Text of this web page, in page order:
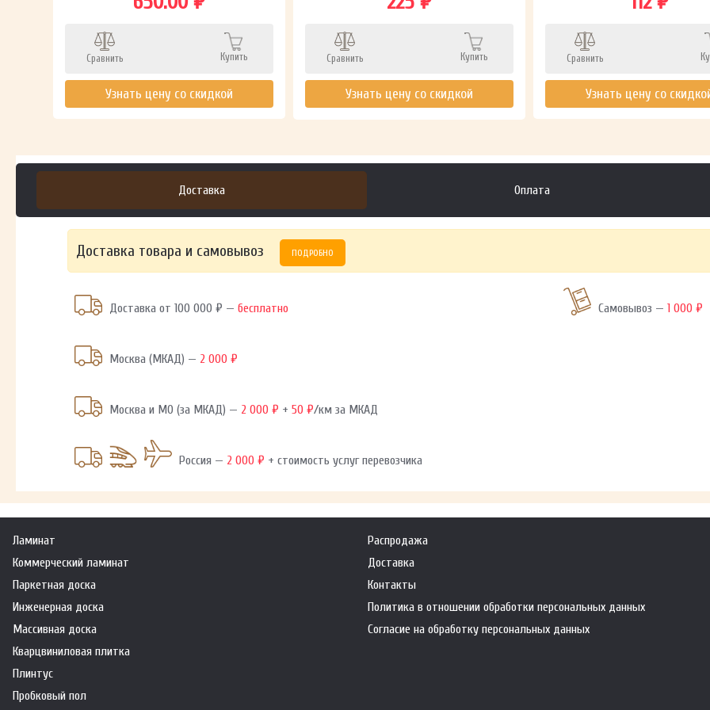
Сравнить Купить
Узнать цену со скидкой
Сравнить Купить
Узнать цену со скидкой
Сравнить
Узнать цену со
Доставка Оплата
Доставка товара и самовывоз ПОДРОБНО
Доставка от 100 000 ₽ —бесплатно
Москва (МКАД) — 2 000 ₽
Москва и МО (за МКАД) — 2 000 ₽ +50 ₽/км за МКАД
Россия — 2 000 ₽ + стоимость услуг перевозчика
Самовывоз —1 000 ₽
Ламинат
Коммерческий ламинат
Паркетная доска
Инженерная доска
Массивная доска
Кварцвиниловая плитка
Плинтус
Пробковый пол
Распродажа
Доставка
Контакты
Политика в отношении обработки персональных данных
Согласие на обработку персональных данных